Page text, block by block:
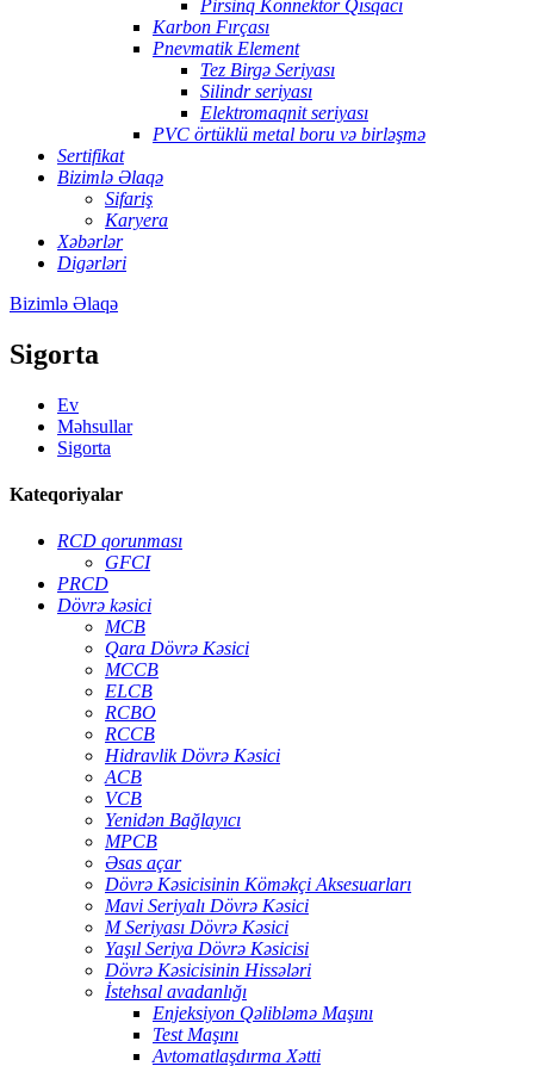
Pirsinq Konnektor Qısqacı
Karbon Fırçası
Pnevmatik Element
Tez Birgə Seriyası
Silindr seriyası
Elektromaqnit seriyası
PVC örtüklü metal boru və birləşmə
Sertifikat
Bizimlə Əlaqə
Sifariş
Karyera
Xəbərlər
Digərləri
Bizimlə Əlaqə
Sigorta
Ev
Məhsullar
Sigorta
Kateqoriyalar
RCD qorunması
GFCI
PRCD
Dövrə kəsici
MCB
Qara Dövrə Kəsici
MCCB
ELCB
RCBO
RCCB
Hidravlik Dövrə Kəsici
ACB
VCB
Yenidən Bağlayıcı
MPCB
Əsas açar
Dövrə Kəsicisinin Köməkçi Aksesuarları
Mavi Seriyalı Dövrə Kəsici
M Seriyası Dövrə Kəsici
Yaşıl Seriya Dövrə Kəsicisi
Dövrə Kəsicisinin Hissələri
İstehsal avadanlığı
Enjeksiyon Qəlibləmə Maşını
Test Maşını
Avtomatlaşdırma Xətti